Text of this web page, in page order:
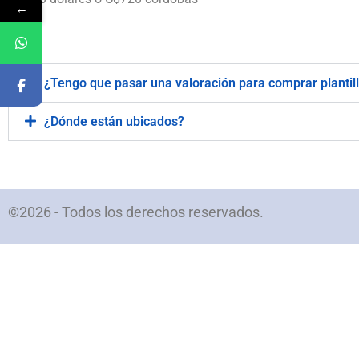
¿Tengo que pasar una valoración para comprar
¿Dónde están ubicados?
©2026 - Todos los derechos reservados.
←